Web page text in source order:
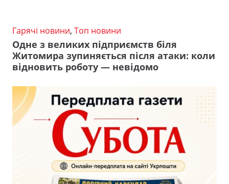
Гарячі новини, Топ новини
Одне з великих підприємств біля
Житомира зупиняється після атаки: коли
відновить роботу — невідомо